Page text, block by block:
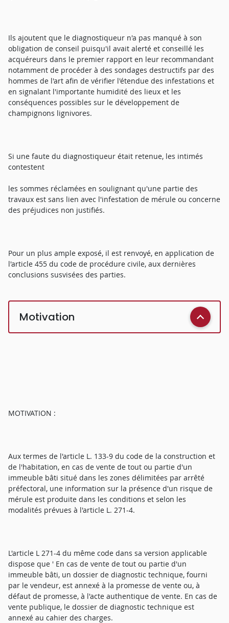
Ils ajoutent que le diagnostiqueur n'a pas manqué à son
obligation de conseil puisqu'il avait alerté et conseillé les
acquéreurs dans le premier rapport en leur recommandant
notamment de procéder à des sondages destructifs par des
hommes de l'art afin de vérifier l'étendue des infestations et
en signalant l'importante humidité des lieux et les
conséquences possibles sur le développement de
champignons lignivores.
Si une faute du diagnostiqueur était retenue, les intimés
contestent
les sommes réclamées en soulignant qu'une partie des
travaux est sans lien avec l'infestation de mérule ou concerne
des préjudices non justifiés.
Pour un plus ample exposé, il est renvoyé, en application de
l'article 455 du code de procédure civile, aux dernières
conclusions susvisées des parties.
Motivation
MOTIVATION :
Aux termes de l'article L. 133-9 du code de la construction et
de l'habitation, en cas de vente de tout ou partie d'un
immeuble bâti situé dans les zones délimitées par arrêté
préfectoral, une information sur la présence d'un risque de
mérule est produite dans les conditions et selon les
modalités prévues à l'article L. 271-4.
L'article L 271-4 du même code dans sa version applicable
dispose que ' En cas de vente de tout ou partie d'un
immeuble bâti, un dossier de diagnostic technique, fourni
par le vendeur, est annexé à la promesse de vente ou, à
défaut de promesse, à l'acte authentique de vente. En cas de
vente publique, le dossier de diagnostic technique est
annexé au cahier des charges.